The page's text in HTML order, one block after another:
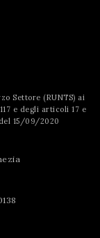
Settore (RUNTS) ai
e degli articoli 17 e
15/09/2020